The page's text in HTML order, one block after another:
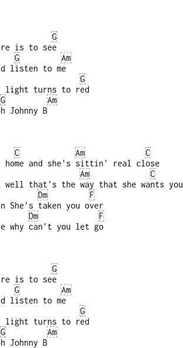
G
is to see
G
Am
listen to me
G
light turns to red
G
Am
Johnny B
C Am
C
home and she's sittin' real close
Am
C
well that's the way that she wants you
Dm
F
She's taken you over
Dm
F
why can't you let go
G
is to see
G
Am
listen to me
G
light turns to red
G
Am
Johnny B